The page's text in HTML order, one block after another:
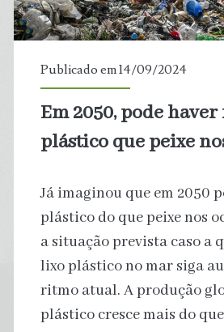
céu
Nordeste
Publicado em 14/09/2024
Em 2050, pode haver
plástico que peixe
Já imaginou que em 2050
plástico do que peixe nos
a situação prevista caso a
lixo plástico no mar siga
ritmo atual. A produção
plástico cresce mais do